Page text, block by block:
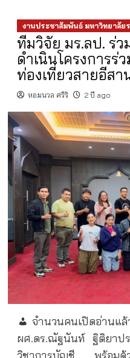
งานประชาสัมพันธ์ มหาวิทยาลัย
ทีมวิจัย มร.ลป. ร่
ดำเนินโครงการร่
ท่องเที่ยวสายอีสา
หอมนวล ศรีริ 2 ปี ago
จำนวนคนเปิดอ่านแล้
ผศ.ดร.ณัฐนันท์ ฐิติยาป